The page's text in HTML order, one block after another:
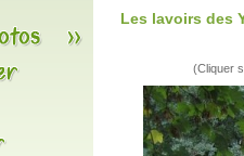
Les lavoirs des
(Cliquer